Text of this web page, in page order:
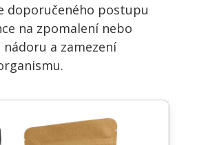
doporučeného postupu
na zpomalení nebo
a zamezení